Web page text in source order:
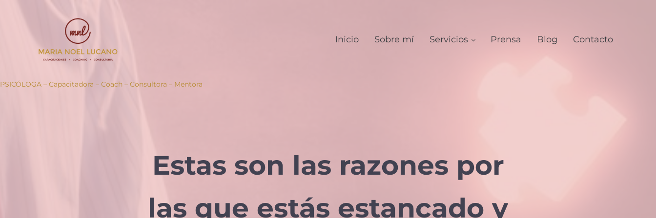
Inicio Sobre mí Servicios Prensa Blog Contacto
PSICÓLOGA – Capacitadora – Coach – Consultora – Mentora
Estas son las razones por
las que estás estancado y